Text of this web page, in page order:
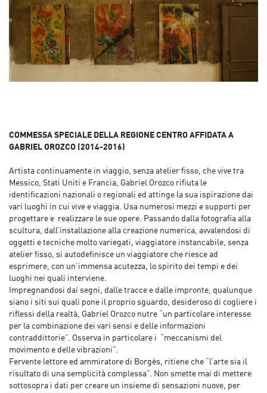
COMMESSA SPECIALE DELLA REGIONE CENTRO AFFIDATA A
GABRIEL OROZCO​​ (2014-2016)
Artista continuamente in viaggio, senza atelier fisso, che vive tra
Messico, Stati Uniti e Francia, Gabriel Orozco rifiuta le
identificazioni nazionali o regionali ed attinge la sua ispirazione dai
vari luoghi in cui vive e viaggia. Usa numerosi mezzi e supporti per
progettare e realizzare le sue opere. Passando dalla fotografia alla
scultura, dall’installazione alla creazione numerica, avvalendosi di
oggetti e tecniche molto variegati, viaggiatore instancabile, senza
atelier fisso, si autodefinisce un viaggiatore che riesce ad
esprimere, con un’immensa acutezza, lo spirito dei tempi e dei
luoghi nei quali interviene.
Impregnandosi dai segni, dalle tracce e dalle impronte, qualunque
siano i siti sui quali pone il proprio sguardo, desideroso di cogliere i
riflessi della realtà, Gabriel Orozco nutre “un particolare interesse
per la combinazione dei vari sensi e delle informazioni
contraddittorie”. Osserva in particolare i “meccanismi del
movimento e delle vibrazioni”.
Fervente lettore ed ammiratore di Borgès, ritiene che “l’arte sia il
risultato di una semplicità complessa”. Non smette mai di mettere
sottosopra i dati per creare un insieme di sensazioni nuove, per